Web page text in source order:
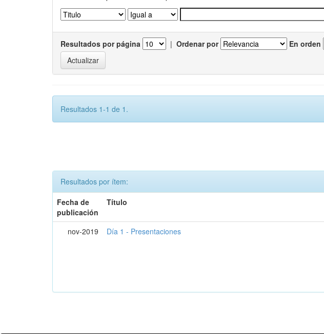
Resultados por página | Ordenar por En orden
Resultados 1-1 de 1.
Resultados por ítem:
Fecha de
publicación
Título
nov-2019 Día 1 - Presentaciones